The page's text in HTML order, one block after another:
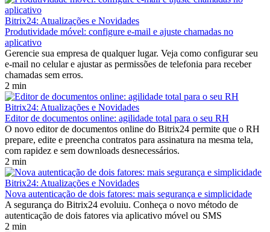
Bitrix24: Atualizações e Novidades
Produtividade móvel: configure e-mail e ajuste chamadas no
aplicativo
Gerencie sua empresa de qualquer lugar. Veja como configurar seu
e-mail no celular e ajustar as permissões de telefonia para receber
chamadas sem erros.
2 min
Bitrix24: Atualizações e Novidades
Editor de documentos online: agilidade total para o seu RH
O novo editor de documentos online do Bitrix24 permite que o RH
prepare, edite e preencha contratos para assinatura na mesma tela,
com rapidez e sem downloads desnecessários.
2 min
Bitrix24: Atualizações e Novidades
Nova autenticação de dois fatores: mais segurança e simplicidade
A segurança do Bitrix24 evoluiu. Conheça o novo método de
autenticação de dois fatores via aplicativo móvel ou SMS
2 min